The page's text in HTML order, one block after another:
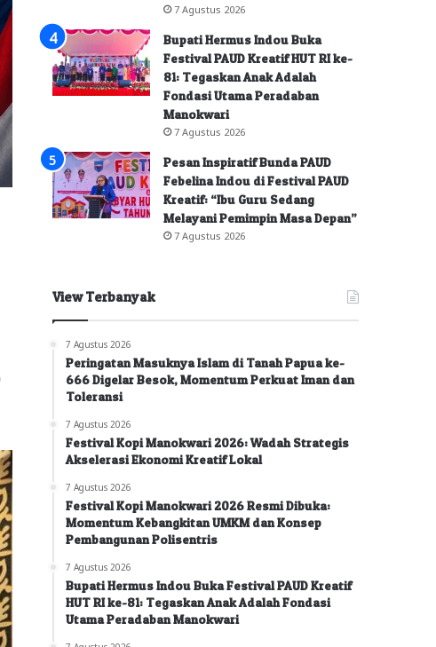
7 Agustus 2026
Bupati Hermus Indou Buka
Festival PAUD Kreatif HUT RI ke-
81: Tegaskan Anak Adalah
Fondasi Utama Peradaban
Manokwari
7 Agustus 2026
Pesan Inspiratif Bunda PAUD
Febelina Indou di Festival PAUD
Kreatif: “Ibu Guru Sedang
Melayani Pemimpin Masa Depan”
7 Agustus 2026
View Terbanyak
7 Agustus 2026
Peringatan Masuknya Islam di Tanah Papua ke-
666 Digelar Besok, Momentum Perkuat Iman dan
Toleransi
7 Agustus 2026
Festival Kopi Manokwari 2026: Wadah Strategis
Akselerasi Ekonomi Kreatif Lokal
7 Agustus 2026
Festival Kopi Manokwari 2026 Resmi Dibuka:
Momentum Kebangkitan UMKM dan Konsep
Pembangunan Polisentris
7 Agustus 2026
Bupati Hermus Indou Buka Festival PAUD Kreatif
HUT RI ke-81: Tegaskan Anak Adalah Fondasi
Utama Peradaban Manokwari